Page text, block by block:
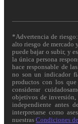
*Advertencia de
alto riesgo de
puede bajar o subir, y
la única persona
hace responsable de
no son un indicador
productos con los
considerar
objetivos de
independiente antes
interpretarse como
nuestras Condiciones